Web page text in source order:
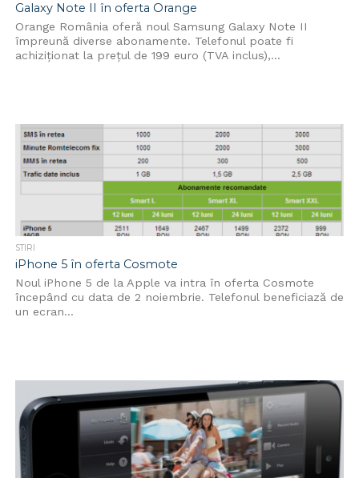
Galaxy Note II în oferta Orange
Orange România oferă noul Samsung Galaxy Note II
împreună diverse abonamente. Telefonul poate fi
achiziţionat la preţul de 199 euro (TVA inclus),...
STIRI
iPhone 5 în oferta Cosmote
Noul iPhone 5 de la Apple va intra în oferta Cosmote
începând cu data de 2 noiembrie. Telefonul beneficiază de
un ecran...